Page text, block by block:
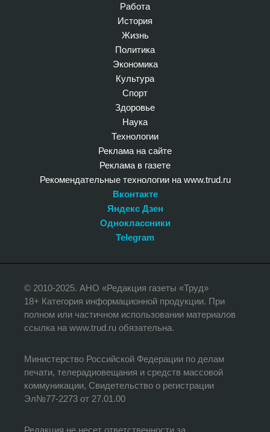
Работа
История
Жизнь
Политика
Экономика
Культура
Спорт
Здоровье
Наука
Технологии
Реклама на сайте
Реклама в газете
Рекомендательные технологии на www.trud.ru
Вконтакте
Яндекс Дзен
Одноклассники
Telegram
© 2010-2025. АНО «Редакция газеты «Труд»
18+ Категория информационной продукции. При
полном или частичном использовании материалов
ссылка на www.trud.ru обязательна.
Министерство Российской Федерации по делам
печати, телерадиовещания и средств массовой
коммуникации, Свидетельство о регистрации
Эл№77-2273 от 27.01.00
Редакция не несет ответственности за